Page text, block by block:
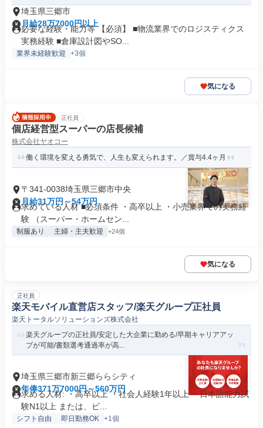
埼玉県三郷市
月給28万7000円以上
必要な経験・能力等 【必須】 ■物流業界でのロジスティクス
実務経験 ■倉庫設計図やSO...
業界未経験歓迎 +3個
気になる
正社員
個店経営型スーパーの店長候補
株式会社ヤオコー
働く環境を変える勇気で、人生も変えられます。／賞与4.4ヶ月
〒341-0038埼玉県三郷市中央
月給31万円～54万円
求めている人材 ■必須条件 ・高卒以上 ・小売業界での実務経
験 （スーパー・ホームセン...
制服あり 主婦・主夫歓迎 +24個
気になる
正社員
楽天モバイル直営店スタッフ/楽天グループ正社員
楽天トータルソリューションズ株式会社
楽天グループの正社員/安定した大企業に勤める/早期キャリアアッ
プが可能/書類選考通過率が高...
埼玉県三郷市新三郷ららシティ
年俸371万7000円～560万円
求める人材: ・高卒以上 ・社会人経験1年以上 ・日本語能力試
験N1以上 または、ビ...
シフト自由 即日勤務OK +1個